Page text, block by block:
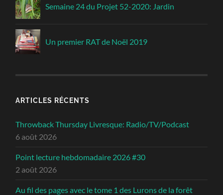
Semaine 24 du Projet 52-2020: Jardin
Un premier RAT de Noël 2019
ARTICLES RÉCENTS
Throwback Thursday Livresque: Radio/TV/Podcast
6 août 2026
Point lecture hebdomadaire 2026 #30
2 août 2026
Au fil des pages avec le tome 1 des Lurons de la forêt